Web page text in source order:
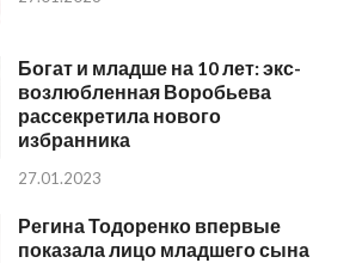
Богат и младше на 10 лет: экс-
возлюбленная Воробьева
рассекретила нового
избранника
27.01.2023
Регина Тодоренко впервые
показала лицо младшего сына